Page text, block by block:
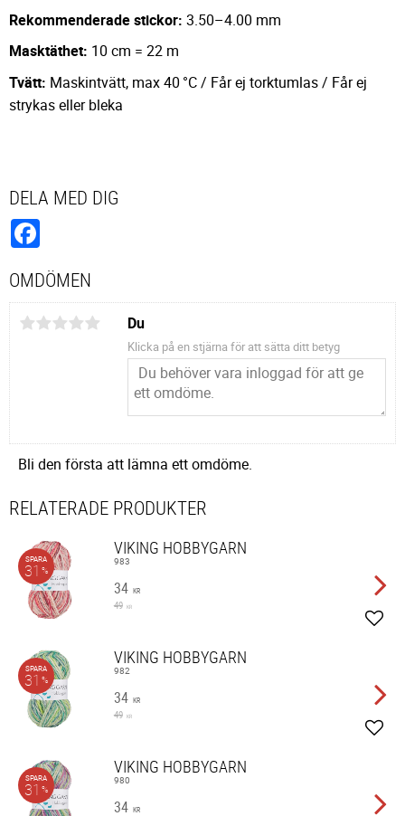
Rekommenderade stickor: 3.50–4.00 mm
Masktäthet: 10 cm = 22 m
Tvätt: Maskintvätt, max 40 °C / Får ej torktumlas / Får ej
strykas eller bleka
DELA MED DIG
OMDÖMEN
Du
Klicka på en stjärna för att sätta ditt betyg
Bli den första att lämna ett omdöme.
RELATERADE PRODUKTER
VIKING HOBBYGARN
983
34 KR
49 KR
SPARA
31 %
VIKING HOBBYGARN
982
34 KR
49 KR
SPARA
31 %
VIKING HOBBYGARN
980
34 KR
SPARA
31 %